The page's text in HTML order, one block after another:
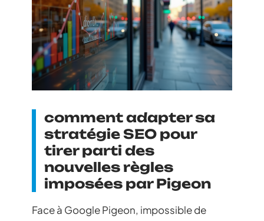
comment adapter sa
stratégie SEO pour
tirer parti des
nouvelles règles
imposées par Pigeon
Face à Google Pigeon, impossible de